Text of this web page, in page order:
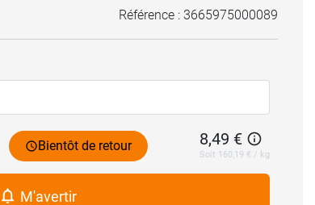
Référence : 3665975000089
Bientôt de retour 8,49 €
Soit 160,19 € / kg
M'avertir